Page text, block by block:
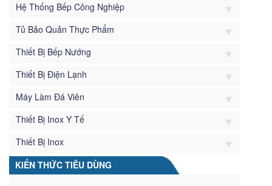
Hệ Thống Bếp Công Nghiệp
Tủ Bảo Quản Thực Phẩm
Thiết Bị Bếp Nướng
Thiết Bị Điện Lạnh
Máy Làm Đá Viên
Thiết Bị Inox Y Tế
Thiết Bị Inox
KIẾN THỨC TIÊU DÙNG